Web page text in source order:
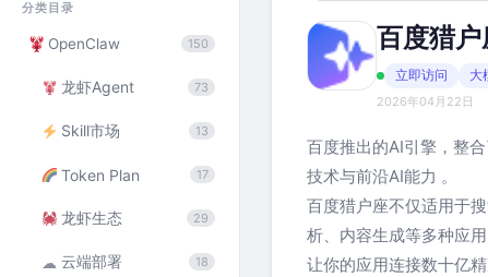
分类目录
OpenClaw 150
龙虾Agent 73
Skill市场 13
Token Plan 17
龙虾生态 29
☁ 云端部署 18
百度猎
立即访问 大
2026年04月22日
百度推出的AI引擎，整
技术与前沿AI能力 。
百度猎户座不仅适用于
析、内容生成等多种应用
让你的应用连接数十亿